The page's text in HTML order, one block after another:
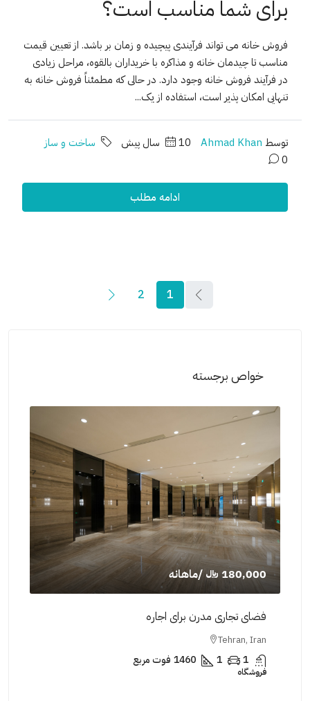
برای شما مناسب است؟
فروش خانه می تواند فرآیندی پیچیده و زمان بر باشد. از تعیین قیمت
مناسب تا چیدمان خانه و مذاکره با خریداران بالقوه، مراحل زیادی
در فرآیند فروش خانه وجود دارد. در حالی که مطمئناً فروش خانه به
تنهایی امکان پذیر است، استفاده از یک...
توسط Ahmad Khan 10 سال پیش
ساخت و ساز
0
ادامه مطلب
1
2
خواص برجسته
130,000 ﷼ /ماهانه
اجاره فضای اداری بازسازی شده
Tehran, Iran
1
1
2400 فوت مربع
اداری